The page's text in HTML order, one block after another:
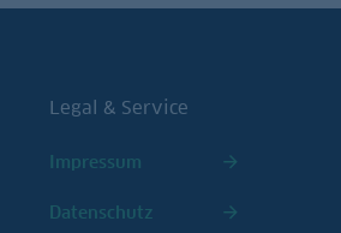
Legal & Service
Impressum
Datenschutz